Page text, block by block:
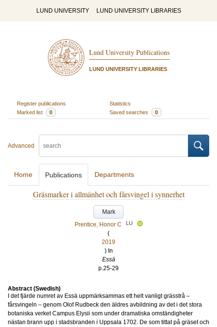
LUND UNIVERSITY LUND UNIVERSITY LIBRARIES
Lund University Publications
LUND UNIVERSITY LIBRARIES
Register publications
Statistics
Marked list
0 Saved searches 0
Advanced
Home Publications Departments
Gräsmarker i allmänhet och fårsvingel i synnerhet
Mark
Prentice, Honor C
LU
(
2019
) In
Essä
p.25-29
Abstract (Swedish)
I det fjärde numret av Essä uppmärksammas ett helt vanligt grässtrå –
fårsvingeln – genom Olof Rudbeck den äldres avbildning av det i det stora
botaniska verket Campus Elysii som under dramatiska omständigheter
nästan brann upp i stadsbranden i Uppsala 1702. De som tittat på gräset och